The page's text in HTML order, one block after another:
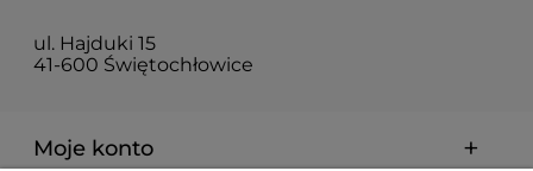
ul. Hajduki 15
41-600 Świętochłowice
Moje konto